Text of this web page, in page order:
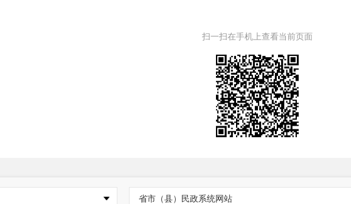
扫一扫在手机上查看当前页面
省市（县）民政系统网站